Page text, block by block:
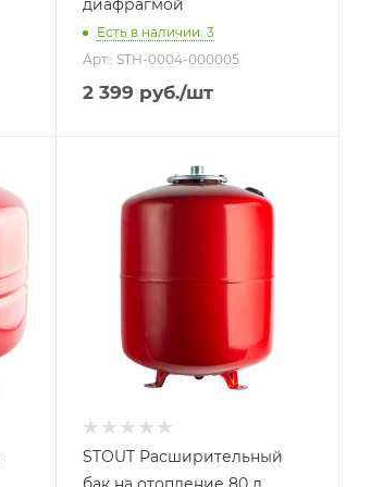
диафрагмой
Есть в наличии: 3
Арт.: STH-0004-000005
2 399 руб./шт
Объем бака, литров
Присоединение бака
Гарантийный срок
2 года
STOUT Расширительный